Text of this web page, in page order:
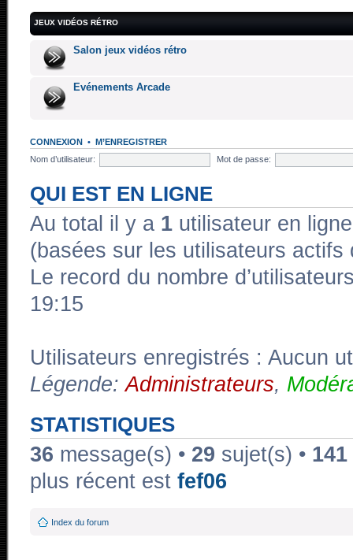
JEUX VIDÉOS RÉTRO
Salon jeux vidéos rétro
Evénements Arcade
CONNEXION • M’ENREGISTRER
Nom d’utilisateur:
Mot de passe:
QUI EST EN LIGNE
Au total il y a 1 utilisateur en
(basées sur les utilisateurs actifs
Le record du nombre
19:15
Utilisateurs enregistrés : Aucun
Légende:Administrateurs,
STATISTIQUES
36 message(s) • 29 sujet(s) • 141
plus récent est fef06
Index du forum